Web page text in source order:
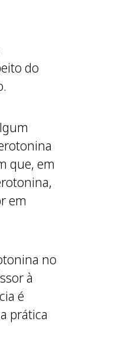
do
que, em
em
no
à
é
prática